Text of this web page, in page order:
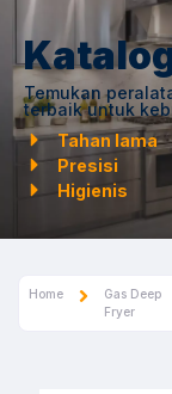
Temukan
terbaik untuk
Tahan lama
Presisi
Higienis
Home
Gas Deep
Fryer